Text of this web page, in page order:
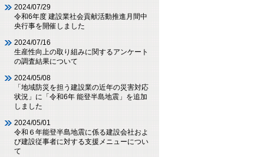
2024/07/29
令和6年度 建設業社会貢献活動推進月間中
央行事を開催しました
2024/07/16
生産性向上の取り組みに関するアンケート
の調査結果について
2024/05/08
「地域防災を担う建設業の近年の災害対応
状況」に「令和6年 能登半島地震」を追加
しました
2024/05/01
令和６年能登半島地震に係る建設会社およ
び建設従事者に対する支援メニューについ
て